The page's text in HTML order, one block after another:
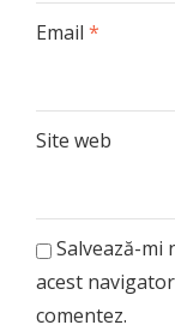
Email *
Site web
Salvează-mi
acest
comentez.